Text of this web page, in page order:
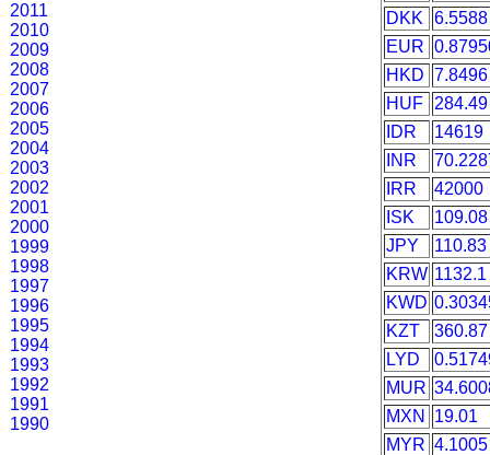
2011
2010
2009
2008
2007
2006
2005
2004
2003
2002
2001
2000
1999
1998
1997
1996
1995
1994
1993
1992
1991
1990
DKK
6.5588
EUR
HKD 7.8496
HUF
284.49
IDR
14619
INR
IRR
42000
ISK
109.08
JPY
110.83
KRW 1132.1
KWD
KZT
360.87
LYD
MUR
MXN
19.01
MYR 4.1005